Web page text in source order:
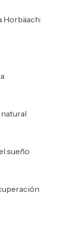
Horbäach:
natural
sueño